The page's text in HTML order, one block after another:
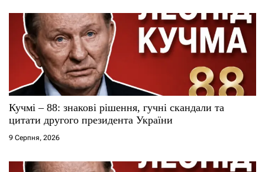
Кучмі – 88: знакові рішення, гучні скандали та
цитати другого президента України
9 Серпня, 2026